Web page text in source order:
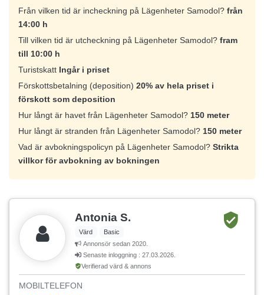
Från vilken tid är incheckning på Lägenheter Samodol? från
14:00 h
Till vilken tid är utcheckning på Lägenheter Samodol? fram
till 10:00 h
Turistskatt Ingår i priset
Förskottsbetalning (deposition) 20% av hela priset i
förskott som deposition
Hur långt är havet från Lägenheter Samodol? 150 meter
Hur långt är stranden från Lägenheter Samodol? 150 meter
Vad är avbokningspolicyn på Lägenheter Samodol? Strikta
villkor för avbokning av bokningen
Antonia S.
Värd
Basic
Annonsör sedan 2020.
Senaste inloggning : 27.03.2026.
Verifierad värd & annons
MOBILTELEFON